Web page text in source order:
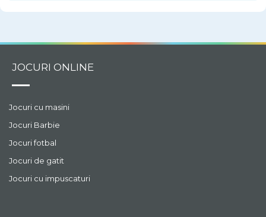
JOCURI ONLINE
Jocuri cu masini
Jocuri Barbie
Jocuri fotbal
Jocuri de gatit
Jocuri cu impuscaturi